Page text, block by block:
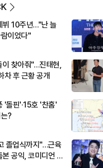
뷔 10주년…"난 늘
이었다"
이 찾아줘"…진태현,
차 후 근황 공개
'돌핀'·15호 '찬홈'
?
졸업식까지"…근육
본 공익, 코미디언 김